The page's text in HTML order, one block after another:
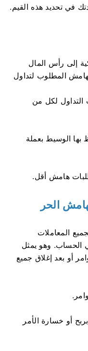
في تحديد هذه القيم.
إلى رأس المال
المطلوب لتداول
التداول لكل من
بها الوسيط بعملة
هامش أقل.
الحر
المعاملات
الحساب. وهو يمثل
أو بعد إغلاق جميع
أو خسارة الأمر